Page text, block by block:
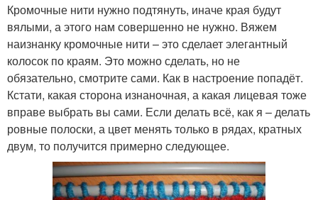
Кромочные нити нужно подтянуть, иначе края будут
вялыми, а этого нам совершенно не нужно. Вяжем
наизнанку кромочные нити – это сделает элегантный
колосок по краям. Это можно сделать, но не
обязательно, смотрите сами. Как в настроение попадёт.
Кстати, какая сторона изнаночная, а какая лицевая тоже
вправе выбрать вы сами. Если делать всё, как я – делать
ровные полоски, а цвет менять только в рядах, кратных
двум, то получится примерно следующее.